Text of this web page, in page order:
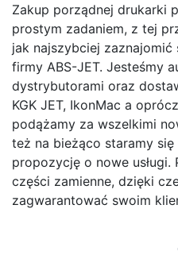
Zakup porządnej drukarki
prostym zadaniem, z tej
jak najszybciej
firmy ABS-JET. Jesteśmy
dystrybutorami oraz
KGK JET, IkonMac a
podążamy za wszelkimi
też na bieżąco staramy
propozycję o nowe
części zamienne, dzięki
zagwarantować swoim